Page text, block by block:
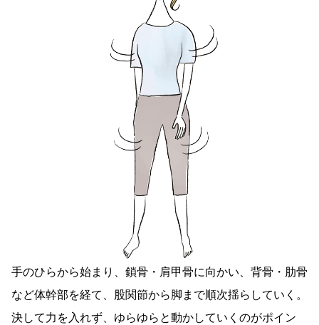
手のひらから始まり、鎖骨・肩甲骨に向かい、背骨・肋骨
など体幹部を経て、股関節から脚まで順次揺らしていく。
決して力を入れず、ゆらゆらと動かしていくのがポイン